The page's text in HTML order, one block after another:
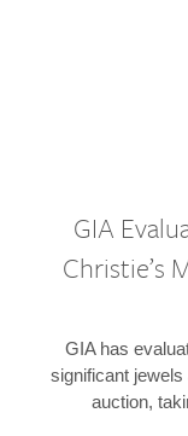
GIA
Christie’s
GIA has
significant jewels
auction,